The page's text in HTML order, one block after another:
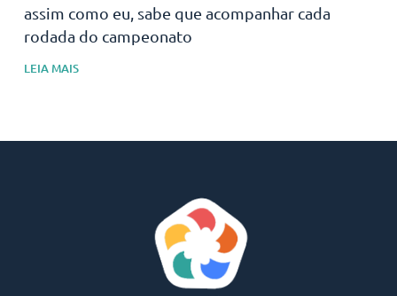
assim como eu, sabe que acompanhar cada
rodada do campeonato
LEIA MAIS